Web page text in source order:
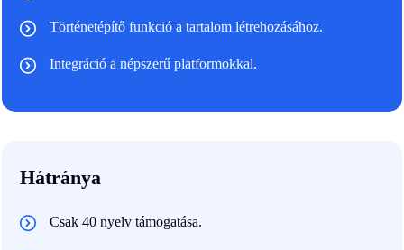
Történetépítő funkció a tartalom létrehozásához.
Integráció a népszerű platformokkal.
Hátránya
Csak 40 nyelv támogatása.